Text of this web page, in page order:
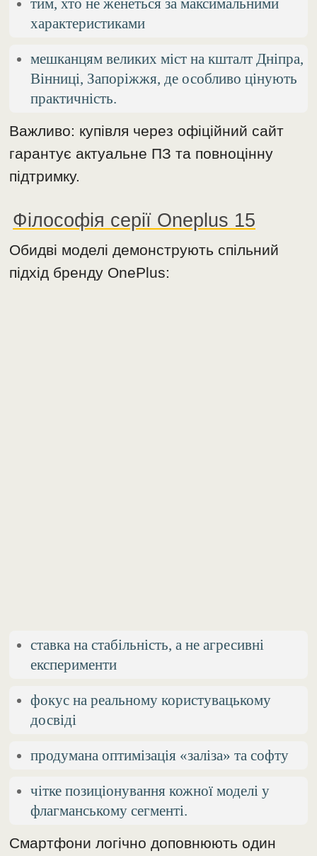
характеристиками
мешканцям великих міст на кшталт Дніпра,
Вінниці, Запоріжжя, де особливо цінують
практичність.
Важливо: купівля через офіційний сайт
гарантує актуальне ПЗ та повноцінну
підтримку.
Філософія серії Oneplus 15
Обидві моделі демонструють спільний
підхід бренду OnePlus:
ставка на стабільність, а не агресивні
експерименти
фокус на реальному користувацькому
досвіді
продумана оптимізація «заліза» та софту
чітке позиціонування кожної моделі у
флагманському сегменті.
Смартфони логічно доповнюють один